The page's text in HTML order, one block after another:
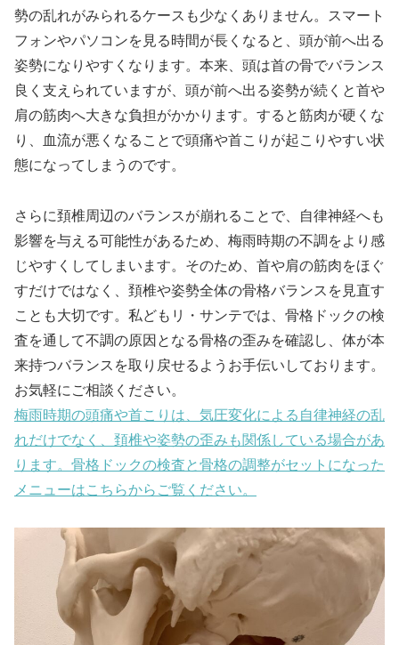
勢の乱れがみられるケースも少なくありません。スマート
フォンやパソコンを見る時間が長くなると、頭が前へ出る
姿勢になりやすくなります。本来、頭は首の骨でバランス
良く支えられていますが、頭が前へ出る姿勢が続くと首や
肩の筋肉へ大きな負担がかかります。すると筋肉が硬くな
り、血流が悪くなることで頭痛や首こりが起こりやすい状
態になってしまうのです。
さらに頚椎周辺のバランスが崩れることで、自律神経へも
影響を与える可能性があるため、梅雨時期の不調をより感
じやすくしてしまいます。そのため、首や肩の筋肉をほぐ
すだけではなく、頚椎や姿勢全体の骨格バランスを見直す
ことも大切です。私どもリ・サンテでは、骨格ドックの検
査を通して不調の原因となる骨格の歪みを確認し、体が本
来持つバランスを取り戻せるようお手伝いしております。
お気軽にご相談ください。
梅雨時期の頭痛や首こりは、気圧変化による自律神経の乱
れだけでなく、頚椎や姿勢の歪みも関係している場合があ
ります。骨格ドックの検査と骨格の調整がセットになった
メニューはこちらからご覧ください。